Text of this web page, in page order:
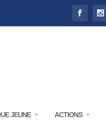
JEUNE ACTIONS